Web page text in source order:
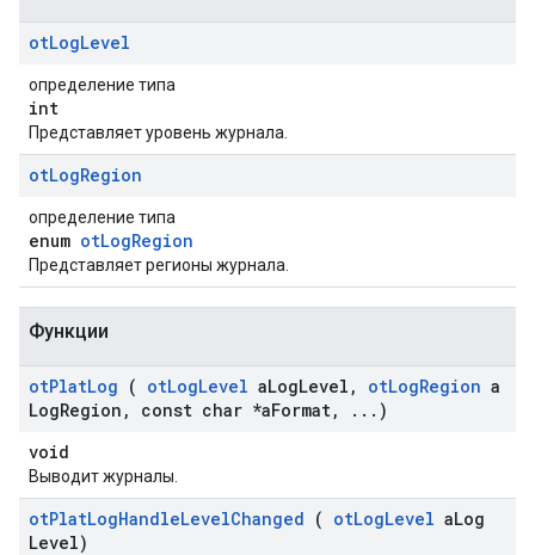
otLogLevel
определение типа
int
Представляет уровень журнала.
otLogRegion
определение типа
enum otLogRegion
Представляет регионы журнала.
Функции
otPlatLog ( otLogLevel aLogLevel , otLogRegion a
LogRegion , const char *aFormat, . . . )
void
Выводит журналы.
otPlatLogHandleLevelChanged ( otLogLevel aLog
Level)